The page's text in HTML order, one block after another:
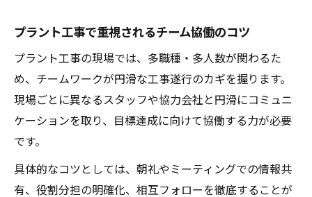
プラント工事で重視されるチーム協働のコツ
プラント工事の現場では、多職種・多人数が関わるた
め、チームワークが円滑な工事遂行のカギを握ります。
現場ごとに異なるスタッフや協力会社と円滑にコミュニ
ケーションを取り、目標達成に向けて協働する力が必要
です。
具体的なコツとしては、朝礼やミーティングでの情報共
有、役割分担の明確化、相互フォローを徹底することが